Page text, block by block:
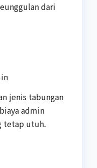
dari
jenis tabungan
admin
tetap utuh.